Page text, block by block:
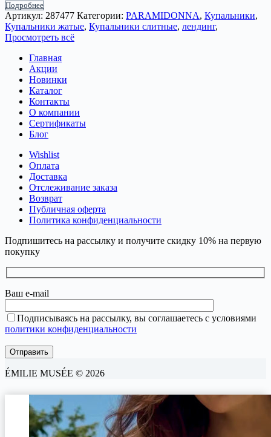
Подробнее
Артикул: 287477 Категории: PARAMIDONNA, Купальники,
Купальники жатые, Купальники слитные, лендинг,
Просмотреть всё
Главная
Акции
Новинки
Каталог
Контакты
О компании
Сертификаты
Блог
Wishlist
Оплата
Доставка
Отслеживание заказа
Возврат
Публичная оферта
Политика конфиденциальности
Подпишитесь на рассылку и получите скидку 10% на первую
покупку
Ваш e-mail
Подписываясь на рассылку, вы соглашаетесь с условиями
политики конфиденциальности
ÉMILIE MUSÉE © 2026